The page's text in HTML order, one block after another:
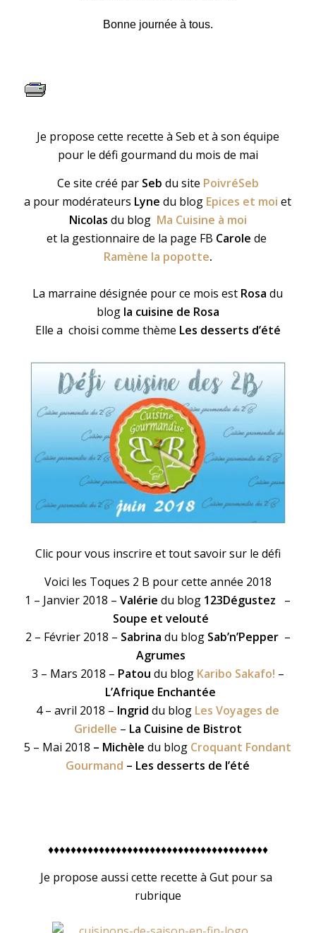
Bonne journée à tous.
Je propose cette recette à Seb et à son équipe
pour le défi gourmand du mois de mai
Ce site créé par Seb du site PoivréSeb
a pour modérateurs Lyne du blog Epices et moi et
Nicolas du blog Ma Cuisine à moi
et la gestionnaire de la page FB Carole de
Ramène la popotte.
La marraine désignée pour ce mois est Rosa du
blog la cuisine de Rosa
Elle a choisi comme thème Les desserts d’été
Clic pour vous inscrire et tout savoir sur le défi
Voici les Toques 2 B pour cette année 2018
1 – Janvier 2018 –Valérie du blog 123Dégustez –
Soupe et velouté
2 – Février 2018 – Sabrina du blog Sab’n’Pepper–
Agrumes
3 – Mars 2018 – Patou du blog Karibo Sakafo! –
L’Afrique Enchantée
4 – avril 2018 – Ingrid du blog Les Voyages de
Gridelle – La Cuisine de Bistrot
5 – Mai 2018 – Michèledu blog Croquant Fondant
Gourmand – Les desserts de l’été
♦♦♦♦♦♦♦♦♦♦♦♦♦♦♦♦♦♦♦♦♦♦♦♦♦♦♦♦♦♦♦♦♦♦♦♦♦♦♦
Je propose aussi cette recette à Gut pour sa
rubrique